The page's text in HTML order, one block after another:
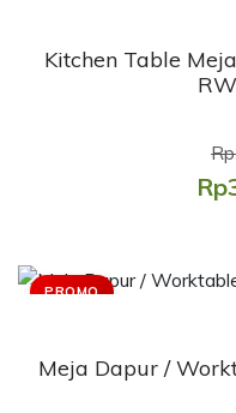
Kitchen Table
PROMO
Meja Dapur /